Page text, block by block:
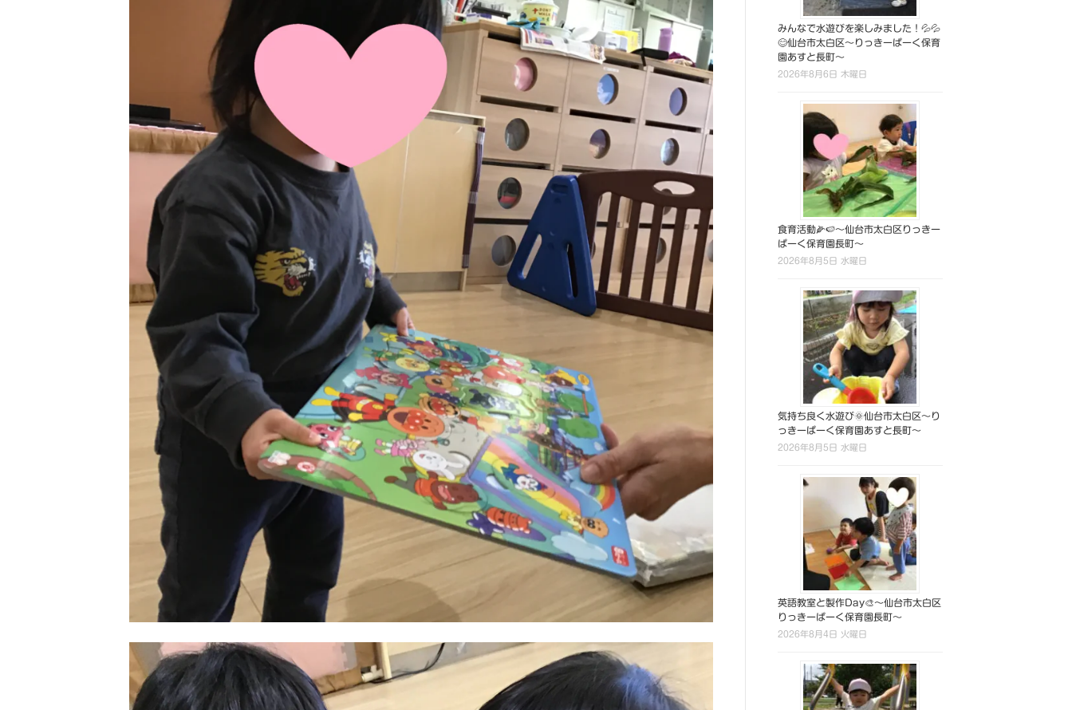
みんなで水遊びを楽しみました！💦💦
😊仙台市太白区～りっきーぱーく保育
園あすと長町～
2026年8月6日 木曜日
食育活動🌽🍉～仙台市太白区りっきー
ぱーく保育園長町～
2026年8月5日 水曜日
気持ち良く水遊び🌞仙台市太白区～り
っきーぱーく保育園あすと長町～
2026年8月5日 水曜日
英語教室と製作Day🎨～仙台市太白区
りっきーぱーく保育園長町～
2026年8月4日 火曜日